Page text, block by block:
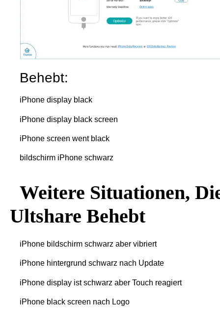
Behebt:
iPhone display black
iPhone display black screen
iPhone screen went black
bildschirm iPhone schwarz
Weitere Situationen,
Ultshare Behebt
iPhone bildschirm schwarz aber vibriert
iPhone hintergrund schwarz nach Update
iPhone display ist schwarz aber Touch reagiert
iPhone black screen nach Logo